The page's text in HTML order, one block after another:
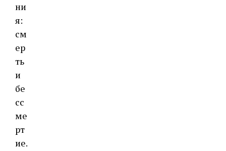
ни
я:
см
ер
ть
и
бе
сс
ме
рт
ие.